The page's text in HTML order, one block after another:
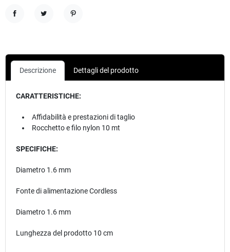
Descrizione Dettagli del prodotto
CARATTERISTICHE:
Affidabilità e prestazioni di taglio
Rocchetto e filo nylon 10 mt
SPECIFICHE:
Diametro 1.6 mm
Fonte di alimentazione Cordless
Diametro 1.6 mm
Lunghezza del prodotto 10 cm